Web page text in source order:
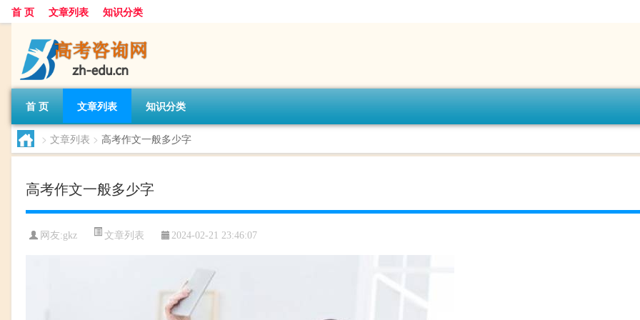
首 页 文章列表 知识分类
首 页 文章列表 知识分类
> 文章列表 > 高考作文一般多少字
高考作文一般多少字
网友:gkz 文章列表 2024-02-21 23:46:07